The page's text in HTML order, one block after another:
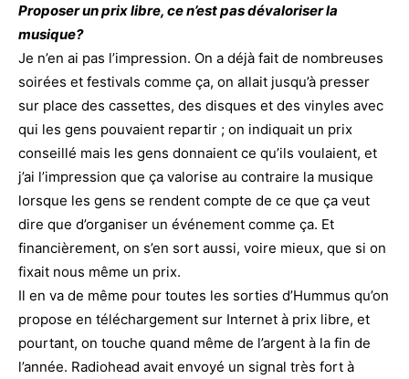
Proposer un prix libre, ce n’est pas dévaloriser la
musique?
Je n’en ai pas l’impression. On a déjà fait de nombreuses
soirées et festivals comme ça, on allait jusqu’à presser
sur place des cassettes, des disques et des vinyles avec
qui les gens pouvaient repartir ; on indiquait un prix
conseillé mais les gens donnaient ce qu’ils voulaient, et
j’ai l’impression que ça valorise au contraire la musique
lorsque les gens se rendent compte de ce que ça veut
dire que d’organiser un événement comme ça. Et
financièrement, on s’en sort aussi, voire mieux, que si on
fixait nous même un prix.
Il en va de même pour toutes les sorties d’Hummus qu’on
propose en téléchargement sur Internet à prix libre, et
pourtant, on touche quand même de l’argent à la fin de
l’année. Radiohead avait envoyé un signal très fort à